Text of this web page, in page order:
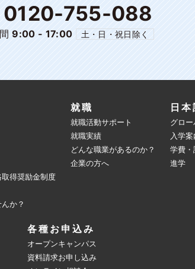
755-088
9:00 - 17:00 土・日・祝日除く
得奨励金制度
か？
就職
就職活動サポート
就職実績
どんな職業があるのか？
企業の方へ
日
グロ
入学
学費
進学
各種お申込み
オープンキャンパス
資料請求お申し込み